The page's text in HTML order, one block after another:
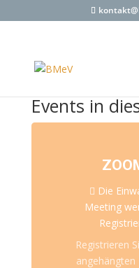
Events in
Die
Meeting
Registrieren
angehängten